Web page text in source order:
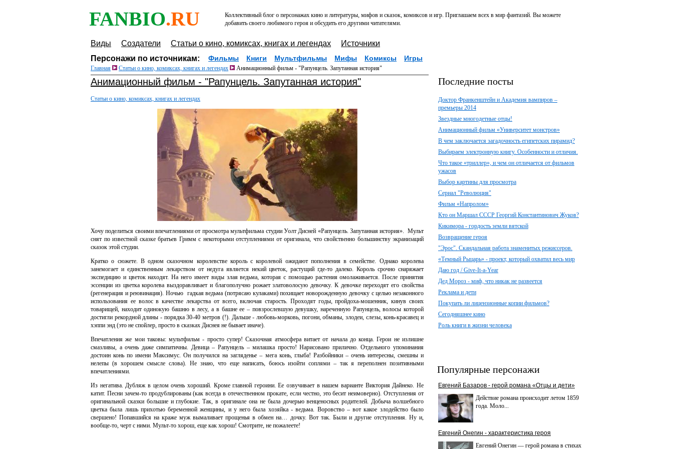
FANBIO.RU
Коллективный блог о персонажах кино и литературы, мифов и сказок, комиксов и игр. Приглашаем всех в мир фантазий. Вы можете
добавить своего любимого героя и обсудить его другими читателями.
Виды Создатели Статьи о кино, комиксах, книгах и легендах
Источники
Персонажи по источникам:
Фильмы Книги Мультфильмы Мифы Комиксы Игры
Главная Статьи о кино, комиксах, книгах и легендах Анимационный фильм - "Рапунцель. Запутанная история"
Анимационный фильм - "Рапунцель. Запутанная история"
Статьи о кино, комиксах, книгах и легендах
Хочу поделиться своими впечатлениями от просмотра мультфильма студии Уолт Дисней «Рапунцель. Запутанная история». Мульт
снят по известной сказке братьев Гримм с некоторыми отступлениями от оригинала, что свойственно большинству экранизаций
сказок этой студии.
Кратко о сюжете. В одном сказочном королевстве король с королевой ожидают пополнения в семействе. Однако королева
занемогает и единственным лекарством от недуга является некий цветок, растущий где-то далеко. Король срочно снаряжает
экспедицию и цветок находят. На него имеет виды злая ведьма, которая с помощью растения омолаживается. После принятия
эссенции из цветка королева выздоравливает и благополучно рожает златоволосую девочку. К девочке переходят его свойства
(регенерация и реювинация). Ночью гадкая ведьма (потрясаю кулаками) похищает новорожденную девочку с целью незаконного
использования ее волос в качестве лекарства от всего, включая старость. Проходят годы, пройдоха-мошенник, кинув своих
товарищей, находит одинокую башню в лесу, а в башне ее – повзрослевшую девушку, нареченную Рапунцель, волосы которой
достигли рекордной длины - порядка 30-40 метров (!). Дальше - любовь-морковь, погони, обманы, злодеи, слезы, конь-красавец и
хэппи энд (это не спойлер, просто в сказках Диснея не бывает иначе).
Впечатления же мои таковы: мультфильм - просто супер! Сказочная атмосфера витает от начала до конца. Герои не излишне
смазливы, а очень даже симпатичны. Девица – Рапунцель – милашка просто! Нарисовано прилично. Отдельного упоминания
достоин конь по имени Максимус. Он получился на загляденье – мега конь, глыба! Разбойники – очень интересны, смешны и
нелепы (в хорошем смысле слова). Не знаю, что еще написать, боюсь изойти соплями – так я переполнен позитивными
впечатлениями.
Из негатива. Дубляж в целом очень хороший. Кроме главной героини. Ее озвучивает в нашем варианте Виктория Дайнеко. Не
катит. Песни зачем-то продублированы (как всегда в отечественном прокате, если честно, это бесит неимоверно). Отступления от
оригинальной сказки большие и глубокие. Так, в оригинале она не была дочерью венценосных родителей. Добыча волшебного
цветка была лишь прихотью беременной женщины, и у него была хозяйка - ведьма. Воровство – вот какое злодейство было
свершено! Попавшийся на краже муж вымаливает прощенья в обмен на… дочку. Вот так. Были и другие отступления. Ну и,
вообще-то, черт с ними. Мульт-то хорош, еще как хорош! Смотрите, не пожалеете!
Последние посты
Доктор Франкенштейн и Академия вампиров –
премьеры 2014
Звездные многодетные отцы!
Анимационный фильм «Университет монстров»
В чем заключается загадочность египетских пирамид?
Выбираем электронную книгу. Особенности и отличия.
Что такое «триллер», и чем он отличается от фильмов
ужасов
Выбор картины для просмотра
Сериал "Революция"
Фильм «Напролом»
Кто он Маршал СССР Георгий Константинович Жуков?
Кикимора - гордость земли вятской
Возвращение героя
"Эрос". Скандальная работа знаменитых режиссеров.
«Темный Рыцарь» - проект, который охватил весь мир
Даю год / Give-It-a-Year
Дед Мороз - миф, что никак не развеется
Реклама и дети
Покупать ли лицензионные копии фильмов?
Сегодняшнее кино
Роль книги в жизни человека
Популярные персонажи
Евгений Базаров - герой романа «Отцы и дети»
Действие романа происходит летом 1859
года. Моло...
Евгений Онегин - характеристика героя
Евгений Онегин — герой романа в стихах